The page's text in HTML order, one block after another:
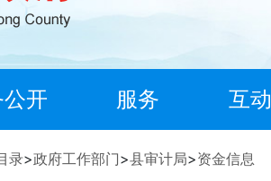
开 服务 互动
录>政府工作部门>县审计局>资金信息